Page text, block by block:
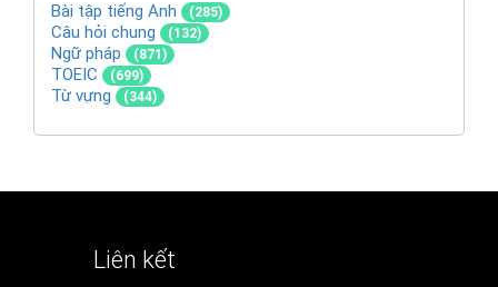
Bài tập tiếng Anh (285)
Câu hỏi chung (132)
Ngữ pháp (871)
TOEIC (699)
Từ vựng (344)
Liên kết